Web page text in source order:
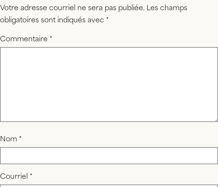
Votre adresse courriel ne sera pas publiée. Les champs
obligatoires sont indiqués avec *
Commentaire *
Nom *
Courriel *